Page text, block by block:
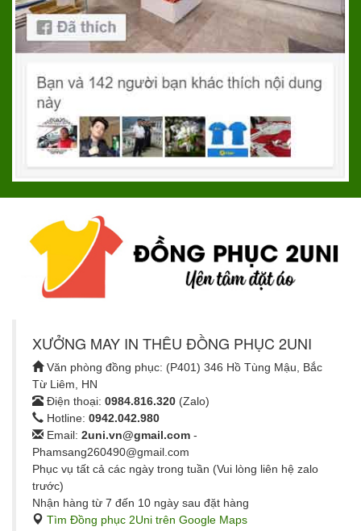
XƯỞNG MAY IN THÊU ĐỒNG PHỤC 2UNI
Văn phòng đồng phục: (P401) 346 Hồ Tùng Mậu, Bắc
Từ Liêm, HN
Điện thoại: 0984.816.320 (Zalo)
Hotline: 0942.042.980
Email: 2uni.vn@gmail.com -
Phamsang260490@gmail.com
Phục vụ tất cả các ngày trong tuần (Vui lòng liên hệ zalo
trước)
Nhận hàng từ 7 đến 10 ngày sau đặt hàng
Tìm Đồng phục 2Uni trên Google Maps